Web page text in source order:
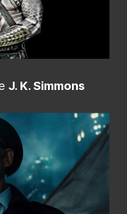
J. K. Simmons